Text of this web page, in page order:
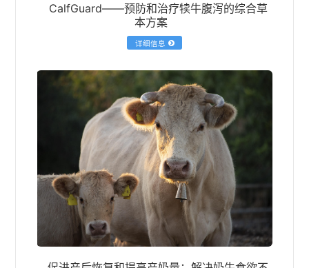
CalfGuard——预防和治疗犊牛腹泻的综合草
本方案
详细信息